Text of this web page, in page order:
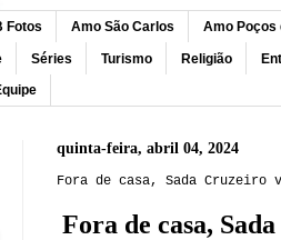
Fotos Amo São Carlos Amo Poços
Séries Turismo Religião
quinta-feira, abril 04, 2024
Fora de casa, Sada Cruzeiro
Fora de casa,